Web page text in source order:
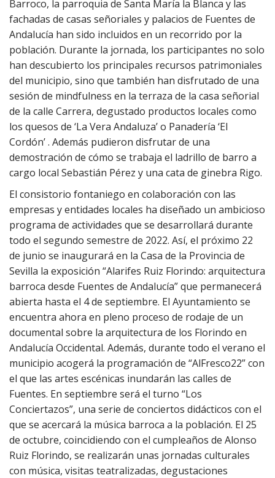
Barroco, la parroquia de Santa María la Blanca y las
fachadas de casas señoriales y palacios de Fuentes de
Andalucía han sido incluidos en un recorrido por la
población. Durante la jornada, los participantes no solo
han descubierto los principales recursos patrimoniales
del municipio, sino que también han disfrutado de una
sesión de mindfulness en la terraza de la casa señorial
de la calle Carrera, degustado productos locales como
los quesos de ‘La Vera Andaluza’ o Panadería ‘El
Cordón’ . Además pudieron disfrutar de una
demostración de cómo se trabaja el ladrillo de barro a
cargo local Sebastián Pérez y una cata de ginebra Rigo.
El consistorio fontaniego en colaboración con las
empresas y entidades locales ha diseñado un ambicioso
programa de actividades que se desarrollará durante
todo el segundo semestre de 2022. Así, el próximo 22
de junio se inaugurará en la Casa de la Provincia de
Sevilla la exposición “Alarifes Ruiz Florindo: arquitectura
barroca desde Fuentes de Andalucía” que permanecerá
abierta hasta el 4 de septiembre. El Ayuntamiento se
encuentra ahora en pleno proceso de rodaje de un
documental sobre la arquitectura de los Florindo en
Andalucía Occidental. Además, durante todo el verano el
municipio acogerá la programación de “AlFresco22” con
el que las artes escénicas inundarán las calles de
Fuentes. En septiembre será el turno “Los
Conciertazos”, una serie de conciertos didácticos con el
que se acercará la música barroca a la población. El 25
de octubre, coincidiendo con el cumpleaños de Alonso
Ruiz Florindo, se realizarán unas jornadas culturales
con música, visitas teatralizadas, degustaciones